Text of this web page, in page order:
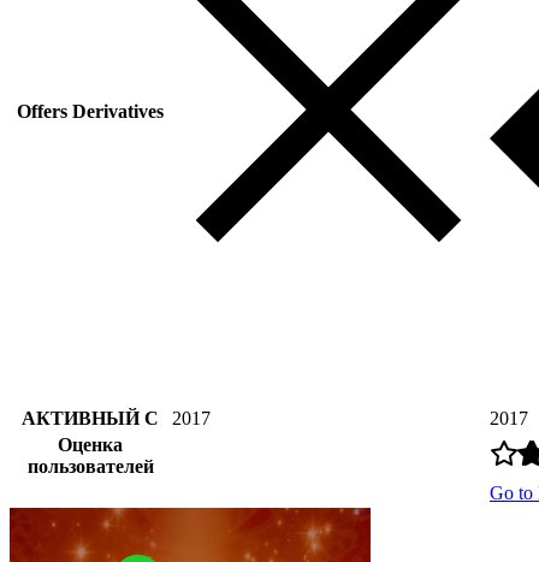
Offers Derivatives
АКТИВНЫЙ С 2017
2017
Оценка
пользователей
Go to